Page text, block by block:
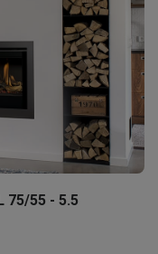
75/55 - 5.5